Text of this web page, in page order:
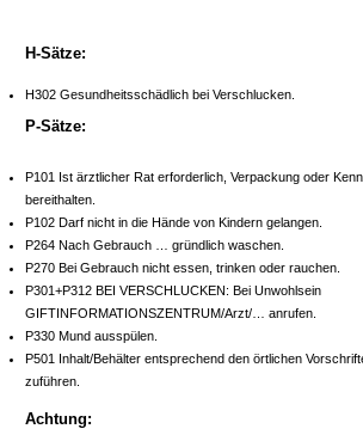
H-Sätze:
H302 Gesundheitsschädlich bei Verschlucken.
P-Sätze:
P101 Ist ärztlicher Rat erforderlich, Verpackung oder
bereithalten.
P102 Darf nicht in die Hände von Kindern gelangen.
P264 Nach Gebrauch … gründlich waschen.
P270 Bei Gebrauch nicht essen, trinken oder rauchen.
P301+P312 BEI VERSCHLUCKEN: Bei Unwohlsein
GIFTINFORMATIONSZENTRUM/Arzt/… anrufen.
P330 Mund ausspülen.
P501 Inhalt/Behälter entsprechend den örtlichen
zuführen.
Achtung: